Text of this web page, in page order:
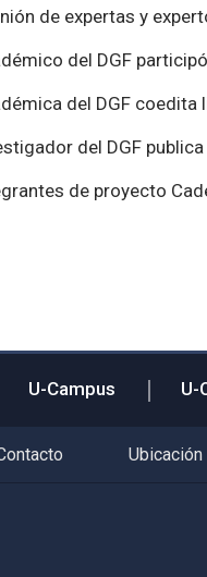
de expertas y
del DGF
del DGF
del DGF
de proyecto
U-Campus U-
Ubicación